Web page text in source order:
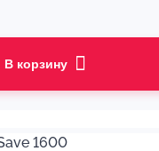
В корзину